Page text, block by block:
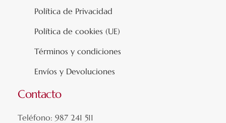
Política de Privacidad
Política de cookies (UE)
Términos y condiciones
Envíos y Devoluciones
Contacto
Teléfono: 987 241 511